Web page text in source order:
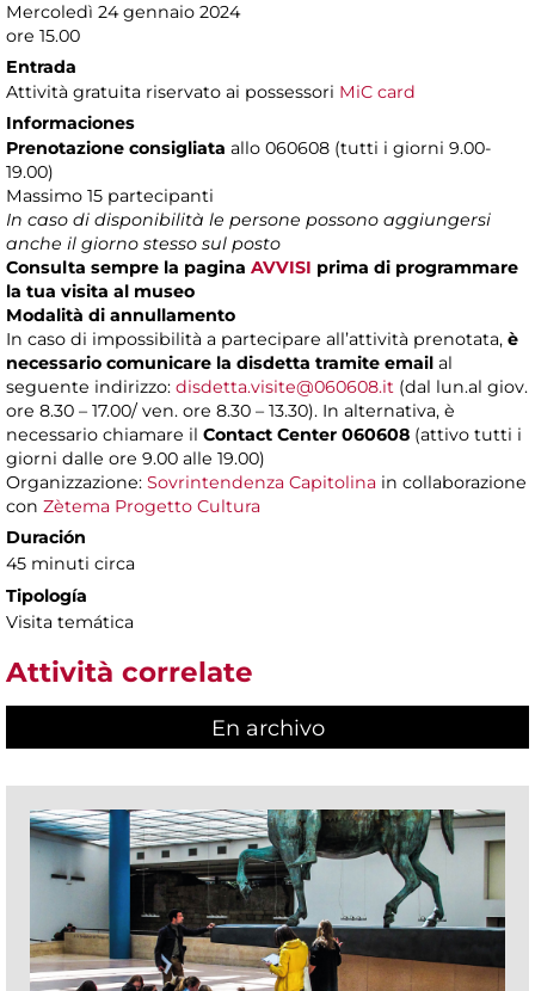
Mercoledì 24 gennaio 2024
ore 15.00
Entrada
Attività gratuita riservato ai possessori MiC card
Informaciones
Prenotazione consigliata allo 060608 (tutti i giorni 9.00-
19.00)
Massimo 15 partecipanti
In caso di disponibilità le persone possono aggiungersi
anche il giorno stesso sul posto
Consulta sempre la pagina AVVISI prima di programmare
la tua visita al museo
Modalità di annullamento
In caso di impossibilità a partecipare all’attività prenotata, è
necessario comunicare la disdetta tramite email al
seguente indirizzo: disdetta.visite@060608.it (dal lun.al giov.
ore 8.30 – 17.00/ ven. ore 8.30 – 13.30). In alternativa, è
necessario chiamare il Contact Center 060608 (attivo tutti i
giorni dalle ore 9.00 alle 19.00)
Organizzazione: Sovrintendenza Capitolina in collaborazione
con Zètema Progetto Cultura
Duración
45 minuti circa
Tipología
Visita temática
Attività correlate
En archivo